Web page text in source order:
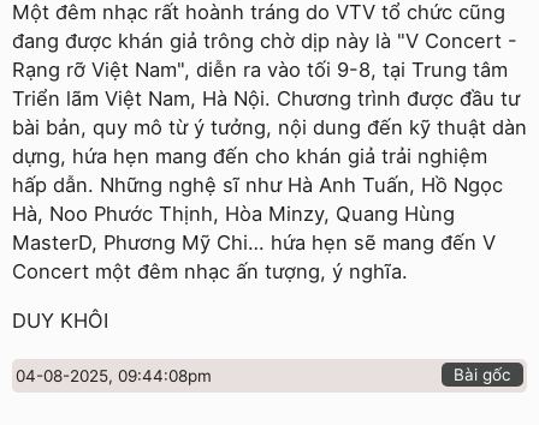
Một đêm nhạc rất hoành tráng do VTV tổ chức cũng
đang được khán giả trông chờ dịp này là "V Concert -
Rạng rỡ Việt Nam", diễn ra vào tối 9-8, tại Trung tâm
Triển lãm Việt Nam, Hà Nội. Chương trình được đầu tư
bài bản, quy mô từ ý tưởng, nội dung đến kỹ thuật dàn
dựng, hứa hẹn mang đến cho khán giả trải nghiệm
hấp dẫn. Những nghệ sĩ như Hà Anh Tuấn, Hồ Ngọc
Hà, Noo Phước Thịnh, Hòa Minzy, Quang Hùng
MasterD, Phương Mỹ Chi… hứa hẹn sẽ mang đến V
Concert một đêm nhạc ấn tượng, ý nghĩa.
DUY KHÔI
04-08-2025, 09:44:08pm Bài gốc